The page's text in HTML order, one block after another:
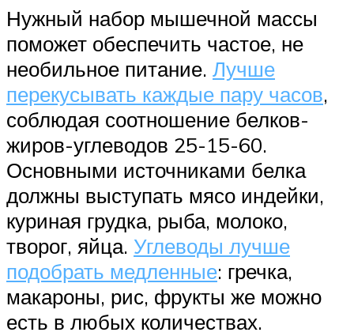
Нужный набор мышечной массы
поможет обеспечить частое, не
необильное питание. Лучше
перекусывать каждые пару часов,
соблюдая соотношение белков-
жиров-углеводов 25-15-60.
Основными источниками белка
должны выступать мясо индейки,
куриная грудка, рыба, молоко,
творог, яйца. Углеводы лучше
подобрать медленные: гречка,
макароны, рис, фрукты же можно
есть в любых количествах.